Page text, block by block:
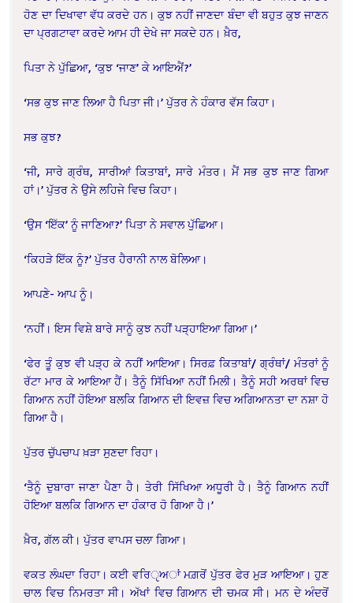
ਹੋਣ ਦਾ ਦਿਖਾਵਾ ਵੱਧ ਕਰਦੇ ਹਨ। ਕੁਝ ਨਹੀਂ ਜਾਣਦਾ ਬੰਦਾ ਵੀ ਬਹੁਤ ਕੁਝ ਜਾਣਨ
ਦਾ ਪ੍ਰਗਟਾਵਾ ਕਰਦੇ ਆਮ ਹੀ ਦੇਖੇ ਜਾ ਸਕਦੇ ਹਨ। ਖ਼ੈਰ,
ਪਿਤਾ ਨੇ ਪੁੱਛਿਆ, ‘ਕੁਝ ‘ਜਾਣ’ ਕੇ ਆਇਐਂ?’
‘ਸਭ ਕੁਝ ਜਾਣ ਲਿਆ ਹੈ ਪਿਤਾ ਜੀ।’ ਪੁੱਤਰ ਨੇ ਹੰਕਾਰ ਵੱਸ ਕਿਹਾ।
ਸਭ ਕੁਝ?
‘ਜੀ, ਸਾਰੇ ਗ੍ਰੰਥ, ਸਾਰੀਆਂ ਕਿਤਾਬਾਂ, ਸਾਰੇ ਮੰਤਰ। ਮੈਂ ਸਭ ਕੁਝ ਜਾਣ ਗਿਆ
ਹਾਂ।’ ਪੁੱਤਰ ਨੇ ਉਸੇ ਲਹਿਜੇ ਵਿਚ ਕਿਹਾ।
‘ਉਸ ‘ਇੱਕ’ ਨੂੰ ਜਾਣਿਆ?’ ਪਿਤਾ ਨੇ ਸਵਾਲ ਪੁੱਛਿਆ।
‘ਕਿਹੜੇ ਇੱਕ ਨੂੰ?’ ਪੁੱਤਰ ਹੈਰਾਨੀ ਨਾਲ ਬੋਲਿਆ।
ਆਪਣੇ- ਆਪ ਨੂੰ।
‘ਨਹੀਂ। ਇਸ ਵਿਸ਼ੇ ਬਾਰੇ ਸਾਨੂੰ ਕੁਝ ਨਹੀਂ ਪੜ੍ਹਾਇਆ ਗਿਆ।’
‘ਫੇਰ ਤੂੰ ਕੁਝ ਵੀ ਪੜ੍ਹ ਕੇ ਨਹੀਂ ਆਇਆ। ਸਿਰਫ਼ ਕਿਤਾਬਾਂ/ ਗ੍ਰੰਥਾਂ/ ਮੰਤਰਾਂ ਨੂੰ
ਰੱਟਾ ਮਾਰ ਕੇ ਆਇਆ ਹੈਂ। ਤੈਨੂੰ ਸਿੱਖਿਆ ਨਹੀਂ ਮਿਲੀ। ਤੈਨੂੰ ਸਹੀ ਅਰਥਾਂ ਵਿਚ
ਗਿਆਨ ਨਹੀਂ ਹੋਇਆ ਬਲਕਿ ਗਿਆਨ ਦੀ ਇਵਜ਼ ਵਿਚ ਅਗਿਆਨਤਾ ਦਾ ਨਸ਼ਾ ਹੋ
ਗਿਆ ਹੈ।
ਪੁੱਤਰ ਚੁੱਪਚਾਪ ਖ਼ੜਾ ਸੁਣਦਾ ਰਿਹਾ।
‘ਤੈਨੂੰ ਦੁਬਾਰਾ ਜਾਣਾ ਪੈਣਾ ਹੈ। ਤੇਰੀ ਸਿੱਖਿਆ ਅਧੂਰੀ ਹੈ। ਤੈਨੂੰ ਗਿਆਨ ਨਹੀਂ
ਹੋਇਆ ਬਲਕਿ ਗਿਆਨ ਦਾ ਹੰਕਾਰ ਹੋ ਗਿਆ ਹੈ।’
ਖ਼ੈਰ, ਗੱਲ ਕੀ।ਪੁੱਤਰ ਵਾਪਸ ਚਲਾ ਗਿਆ।
ਵਕਤ ਲੰਘਦਾ ਰਿਹਾ। ਕਈ ਵਰਿੵਅਾਂ ਮਗ਼ਰੋਂ ਪੁੱਤਰ ਫੇਰ ਮੁੜ ਆਇਆ। ਹੁਣ
ਚਾਲ ਵਿਚ ਨਿਮਰਤਾ ਸੀ। ਅੱਖਾਂ ਵਿਚ ਗਿਆਨ ਦੀ ਚਮਕ ਸੀ। ਮਨ ਦੇ ਅੰਦਰੋਂ